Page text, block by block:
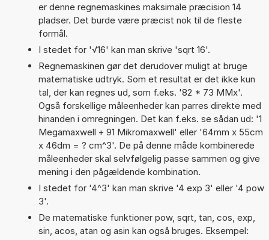
er denne regnemaskines maksimale præcision 14
pladser. Det burde være præcist nok til de fleste
formål.
I stedet for '√16' kan man skrive 'sqrt 16'.
Regnemaskinen gør det derudover muligt at bruge
matematiske udtryk. Som et resultat er det ikke kun
tal, der kan regnes ud, som f.eks. '82 * 73 MMx'.
Også forskellige måleenheder kan parres direkte med
hinanden i omregningen. Det kan f.eks. se sådan ud: '1
Megamaxwell + 91 Mikromaxwell' eller '64mm x 55cm
x 46dm = ? cm^3'. De på denne måde kombinerede
måleenheder skal selvfølgelig passe sammen og give
mening i den pågældende kombination.
I stedet for '4^3' kan man skrive '4 exp 3' eller '4 pow
3'.
De matematiske funktioner pow, sqrt, tan, cos, exp,
sin, acos, atan og asin kan også bruges. Eksempel: